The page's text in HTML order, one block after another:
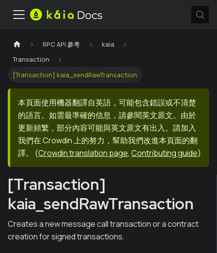
RPC API 參考
kaia
Transaction
[Transaction] kaia_sendRawTransaction
本頁面使用機器翻譯自英語，可能包含錯誤或不清楚
的語言。如需最準確的信息，請參閱英文原文。由於
更新頻繁，部分內容可能與英文原文有出入。請加入
我們在 Crowdin 上的努力，幫助我們改進本頁面的翻
譯。
(Crowdin translation page, Contributing guide)
[Transaction]
kaia_sendRawTransaction
Creates a new message call transaction or a contract
creation for signed transactions.